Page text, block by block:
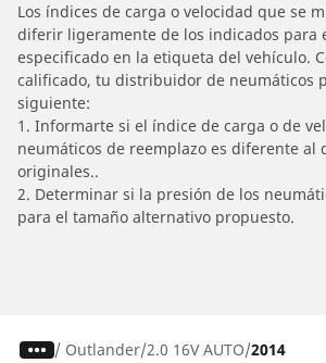
Los índices de carga o velocidad que se
diferir ligeramente de los indicados para
especificado en la etiqueta del vehículo.
calificado, tu distribuidor de neumáticos
siguiente:
1. Informarte si el índice de carga o de
neumáticos de reemplazo es diferente al
originales..
2. Determinar si la presión de los
para el tamaño alternativo propuesto.
/ Outlander 2.0 16V AUTO 2014